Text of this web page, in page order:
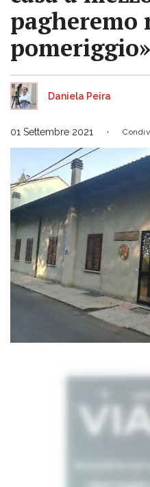
pagheremo
pomeriggio»
Daniela Peira
01 Settembre 2021